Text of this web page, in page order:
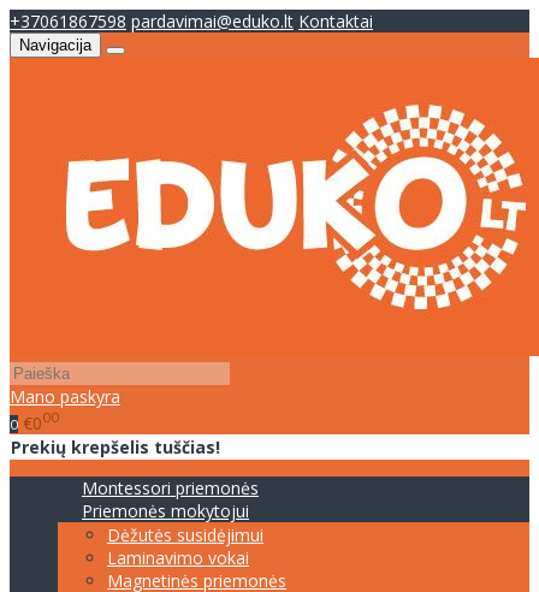
+37061867598 pardavimai@eduko.lt Kontaktai
Navigacija
Mano paskyra
0 €000
Prekių krepšelis tuščias!
Montessori priemonės
Priemonės mokytojui
Dėžutės susidėjimui
Laminavimo vokai
Magnetinės priemonės